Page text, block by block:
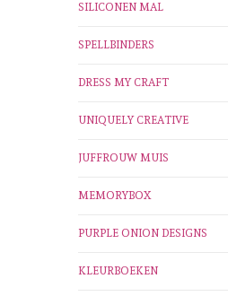
SILICONEN MAL
SPELLBINDERS
DRESS MY CRAFT
UNIQUELY CREATIVE
JUFFROUW MUIS
MEMORYBOX
PURPLE ONION DESIGNS
KLEURBOEKEN